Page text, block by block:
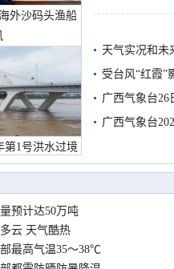
外沙码头渔船
第1号洪水过境
汛况
天气实况和未
受台风“红霞”
有较强降雨
广西气象台26
广西气象台
预计达50万吨
云 天气酷热
最高气温35～38℃